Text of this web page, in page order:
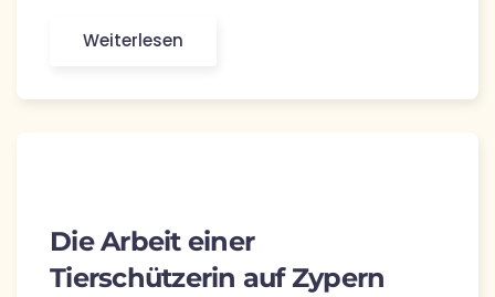
Weiterlesen
Die Arbeit einer
Tierschützerin auf Zypern